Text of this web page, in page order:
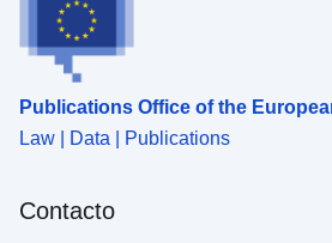
Publications Office of the
Law | Data | Publications
Contacto